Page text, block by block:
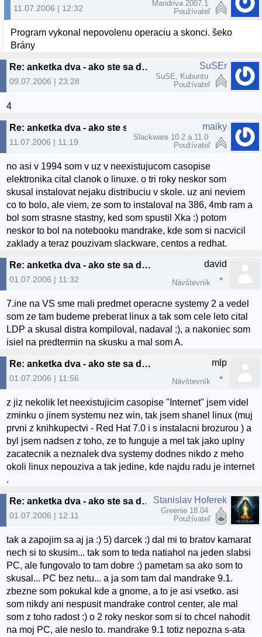
11.07.2006 | 12:32
Mandriva 2007.1
Používateľ
Program vykonal nepovolenu operaciu a skonci. šeko
Brány
Re: anketka dva - ako ste sa dostali k linuxu? :)
09.07.2006 | 23:28
SuSEr
SuSE, Kubuntu
Používateľ
4
11.07.2006 | 11:19
maiky
Slackware 10.2 a 11.0
Používateľ
no asi v 1994 som v uz v neexistujucom casopise
elektronika cital clanok o linuxe. o tri roky neskor som
skusal instalovat nejaku distribuciu v skole. uz ani neviem
co to bolo, ale viem, ze som to instaloval na 386, 4mb ram a
bol som strasne stastny, ked som spustil Xka :) potom
neskor to bol na notebooku mandrake, kde som si nacvicil
zaklady a teraz pouzivam slackware, centos a redhat.
Re: anketka dva - ako ste sa dostali k linuxu? :)
01.07.2006 | 11:32
david
Návštevník
7.ine na VS sme mali predmet operacne systemy 2 a vedel
som ze tam budeme preberat linux a tak som cele leto cital
LDP a skusal distra kompiloval, nadaval :), a nakoniec som
isiel na predtermin na skusku a mal som A.
Re: anketka dva - ako ste sa dostali k linuxu? :)
01.07.2006 | 11:56
mlp
Návštevník
z jiz nekolik let neexistujicim casopise "Internet" jsem videl
zminku o jinem systemu nez win, tak jsem shanel linux (muj
prvni z knihkupectvi - Red Hat 7.0 i s instalacni brozurou ) a
byl jsem nadsen z toho, ze to funguje a mel tak jako uplny
zacatecnik a neznalek dva systemy dodnes nikdo z meho
okoli linux nepouziva a tak jedine, kde najdu radu je internet
.
Re: anketka dva - ako ste sa dostali k linuxu? :)
01.07.2006 | 12:11
Stanislav Hoferek
Greenie 18.04
Používateľ
tak a zapojim sa aj ja :) 5) darcek :) dal mi to bratov kamarat
nech si to skusim... tak som to teda natiahol na jeden slabsi
PC, ale fungovalo to tam dobre :) pametam sa ako som to
skusal... PC bez netu... a ja som tam dal mandrake 9.1.
zbezne som pokukal kde a gnome, a to je asi vsetko. asi
som nikdy ani nespusit mandrake control center, ale mal
som z toho radost :) o 2 roky neskor som si to chcel nahodit
na moj PC, ale neslo to. mandrake 9.1 totiz nepozna s-ata